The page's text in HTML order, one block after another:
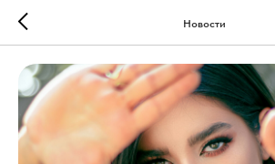
Новости